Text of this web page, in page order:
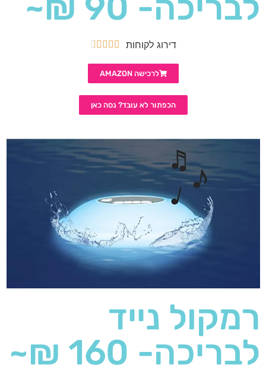
דירוג לקוחות 




לרכישה AMAZON
הכפתור לא עובד? נסה כאן
רמקול נייד
לבריכה- 160 ₪~